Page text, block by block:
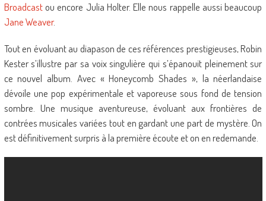
Broadcastou encore Julia Holter. Elle nous rappelle aussi beaucoup
Jane Weaver.
Tout en évoluant au diapason de ces références prestigieuses, Robin
Kester s’illustre par sa voix singulière qui s’épanouit pleinement sur
ce nouvel album. Avec « Honeycomb Shades », la néerlandaise
dévoile une pop expérimentale et vaporeuse sous fond de tension
sombre. Une musique aventureuse, évoluant aux frontières de
contrées musicales variées tout en gardant une part de mystère. On
est définitivement surpris à la première écoute et on en redemande.